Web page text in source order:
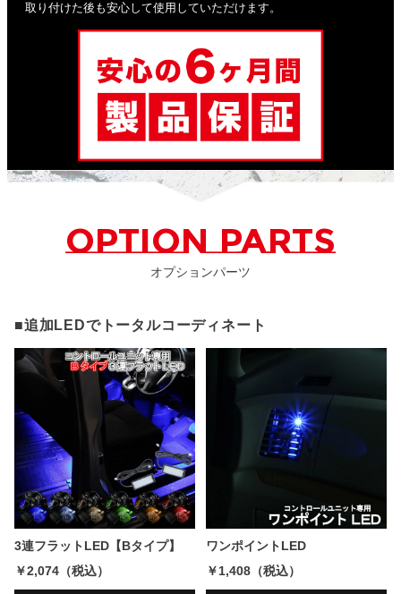
取り付けた後も安心して使用していただけます。
OPTION PARTS
オプションパーツ
■追加LEDでトータルコーディネート
3連フラットLED【Bタイプ】
￥2,074（税込）
ワンポイントLED
￥1,408（税込）